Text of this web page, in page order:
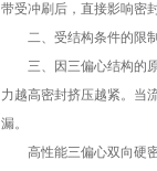
带受冲刷后，直接影响密
二、受结构条件的限制
三、因三偏心结构的原
力越高密封挤压越紧。当
漏。
高性能三偏心双向硬密